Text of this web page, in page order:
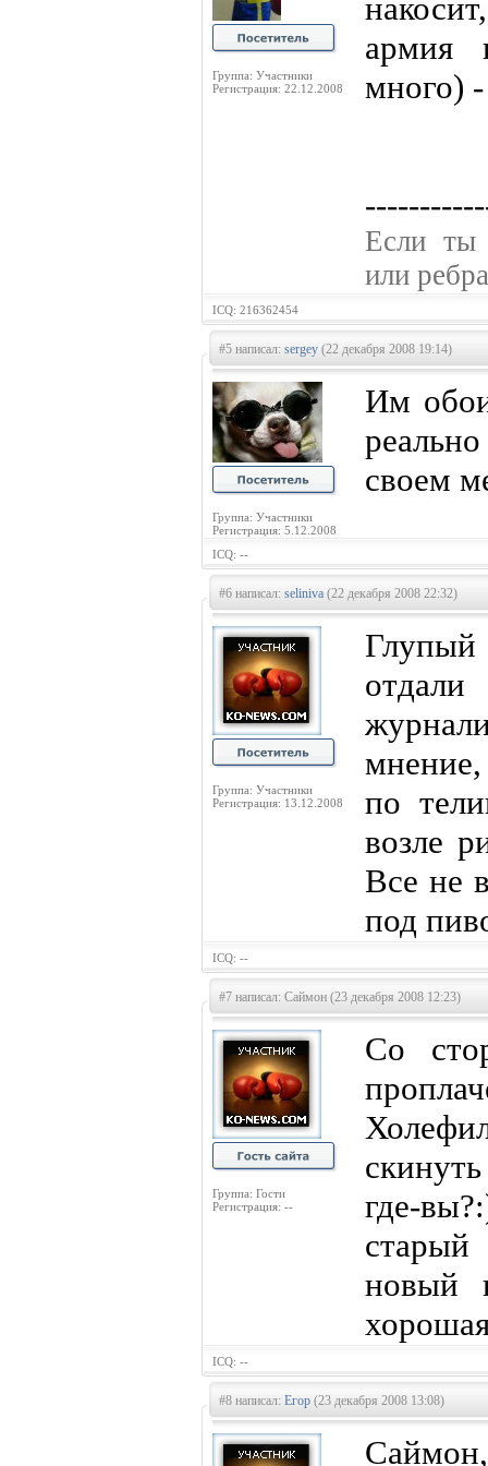
Группа: Участники
Регистрация: 22.12.2008
армия
много)
Если ты
или
ICQ: 216362454
#5 написал: sergey (22 декабря 2008 19:14)
Группа: Участники
Регистрация: 5.12.2008
Им
своем
ICQ: --
#6 написал: seliniva (22 декабря 2008 22:32)
Группа: Участники
Регистрация: 13.12.2008
мнение,
по
возле
Все не
под
ICQ: --
#7 написал: Саймон (23 декабря 2008 12:23)
Группа: Гости
Регистрация: --
Со
где-
новый
ICQ: --
#8 написал: Егор (23 декабря 2008 13:08)